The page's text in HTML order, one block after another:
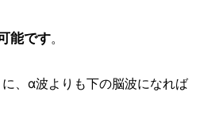
能です。
、α波よりも下の脳波になれば